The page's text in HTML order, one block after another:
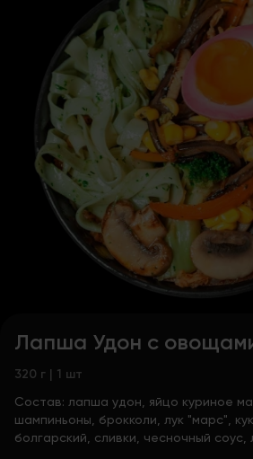
Лапша Удон с
320 г | 1 шт
Состав: лапша удон, яйцо куриное
шампиньоны, брокколи, лук "марс",
болгарский, сливки, чесночный соус,